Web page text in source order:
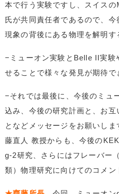
本で行う実験ですし、スイス
氏が共同責任者であるので、
現象の背後にある物理を解明す
−ミューオン実験とBelle II実験
せることで様々な発見が期待で
−それでは最後に、今後のミュ
込み、今後の研究計画と、お互
となどメッセージをお願いし
藤直人 教授からも、今後の
g-2研究、さらにはフレーバー
類）物理研究に向けてのコメン